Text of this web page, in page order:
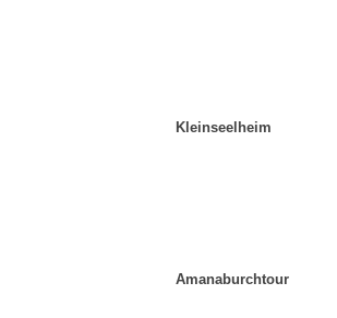
Kleinseelheim
Amanaburchtour